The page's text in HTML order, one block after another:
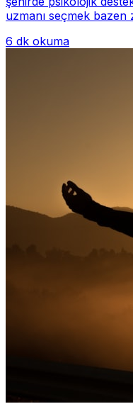
uzmanı seçmek bazen
6 dk okuma